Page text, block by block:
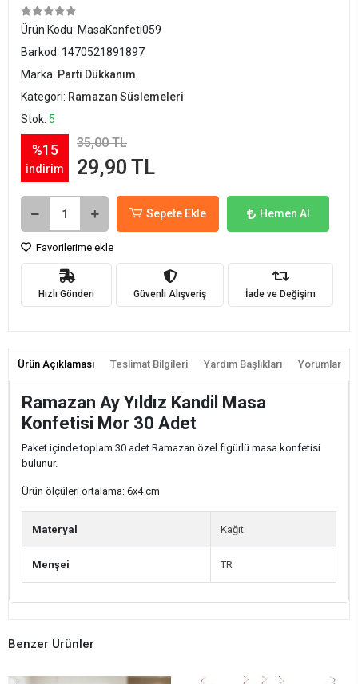
Ürün Kodu: MasaKonfeti059
Barkod: 1470521891897
Marka: Parti Dükkanım
Kategori: Ramazan Süslemeleri
Stok: 5
%15
indirim
35,00 TL
29,90 TL
Sepete Ekle Hemen Al
Favorilerime ekle
Hızlı Gönderi Güvenli Alışveriş İade ve Değişim
Ürün Açıklaması Teslimat Bilgileri Yardım Başlıkları Yorumlar
Ramazan Ay Yıldız Kandil Masa
Konfetisi Mor 30 Adet
Paket içinde toplam 30 adet Ramazan özel figürlü masa konfetisi
bulunur.
Ürün ölçüleri ortalama: 6x4 cm
Materyal Kağıt
Menşei TR
Benzer Ürünler